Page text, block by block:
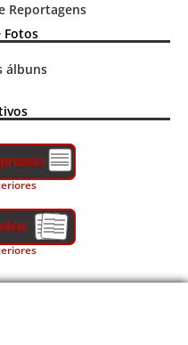
Reportagens
Fotos
álbuns